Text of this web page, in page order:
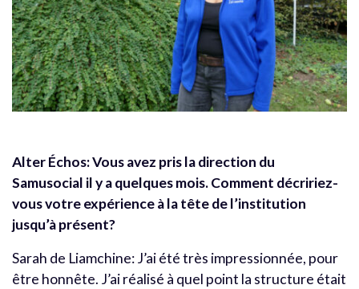
Alter Échos: Vous avez pris la direction du
Samusocial il y a quelques mois. Comment décririez-
vous votre expérience à la tête de l’institution
jusqu’à présent?
Sarah de Liamchine: J’ai été très impressionnée, pour
être honnête. J’ai réalisé à quel point la structure était